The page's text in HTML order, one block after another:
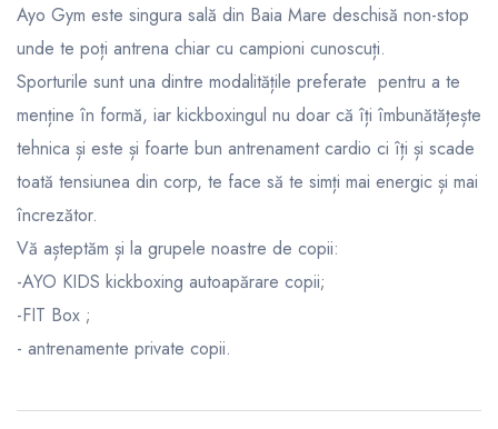
Ayo Gym este singura sală din Baia Mare deschisă non-stop
unde te poți antrena chiar cu campioni cunoscuți.
Sporturile sunt una dintre modalitățile preferate pentru a te
menține în formă, iar kickboxingul nu doar că îți îmbunătățește
tehnica și este și foarte bun antrenament cardio ci îți și scade
toată tensiunea din corp, te face să te simți mai energic și mai
încrezător.
Vă așteptăm și la grupele noastre de copii:
-AYO KIDS kickboxing autoapărare copii;
-FIT Box ;
- antrenamente private copii.